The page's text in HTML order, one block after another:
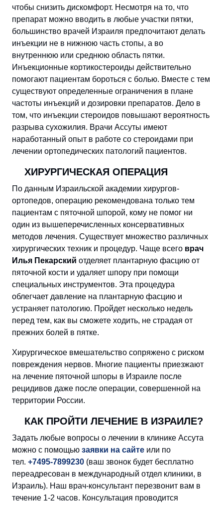
чтобы снизить дискомфорт. Несмотря на то, что
препарат можно вводить в любые участки пятки,
большинство врачей Израиля предпочитают делать
инъекции не в нижнюю часть стопы, а во
внутреннюю или среднюю область пятки.
Инъекционные кортикостероиды действительно
помогают пациентам бороться с болью. Вместе с тем
существуют определенные ограничения в плане
частоты инъекций и дозировки препаратов. Дело в
том, что инъекции стероидов повышают вероятность
разрыва сухожилия. Врачи Ассуты имеют
наработанный опыт в работе со стероидами при
лечении ортопедических патологий пациентов.
ХИРУРГИЧЕСКАЯ ОПЕРАЦИЯ
По данным Израильской академии хирургов-
ортопедов, операцию рекомендована только тем
пациентам с пяточной шпорой, кому не помог ни
один из вышеперечисленных консервативных
методов лечения. Существует множество различных
хирургических техник и процедур. Чаще всего врач
Илья Пекарский отделяет плантарную фасцию от
пяточной кости и удаляет шпору при помощи
специальных инструментов. Эта процедура
облегчает давление на плантарную фасцию и
устраняет патологию. Пройдет несколько недель
перед тем, как вы сможете ходить, не страдая от
прежних болей в пятке.
Хирургическое вмешательство сопряжено с риском
повреждения нервов. Многие пациенты приезжают
на лечение пяточной шпоры в Израиле после
рецидивов даже после операции, совершенной на
территории России.
КАК ПРОЙТИ ЛЕЧЕНИЕ В ИЗРАИЛЕ?
Задать любые вопросы о лечении в клинике Ассута
можно с помощью заявки на сайте или по
тел. +7495-7899230 (ваш звонок будет бесплатно
переадресован в международный отдел клиники, в
Израиль). Наш врач-консультант перезвонит вам в
течение 1-2 часов. Консультация проводится